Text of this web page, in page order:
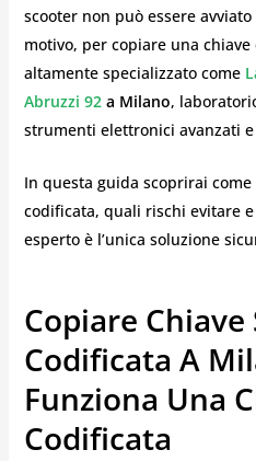
scooter non può essere
motivo, per copiare una
altamente specializzato come
Abruzzi 92a Milano,
strumenti elettronici avanzati
In questa guida scoprirai
codificata, quali rischi evitare
esperto è l’unica soluzione
Copiare Chiave
Codificata A
Funziona Una
Codificata